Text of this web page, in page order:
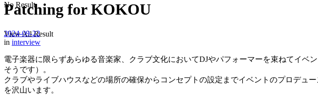
No Result
View All Result
Patching for KOKOU
2024-09-22
in interview
電子楽器に限らずあらゆる音楽家、クラブ文化においてDJやパフォーマーを束ねてイ
そうです）。
クラブやライブハウスなどの場所の確保からコンセプトの設定までイベントのプロデュ
を沢山います。